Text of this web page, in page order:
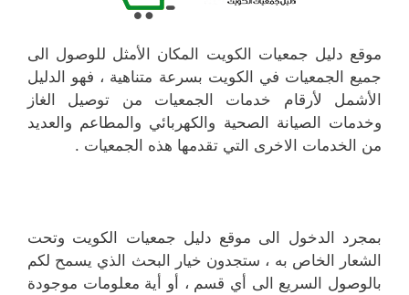
موقع دليل جمعيات الكويت المكان الأمثل للوصول الى
جميع الجمعيات في الكويت بسرعة متناهية ، فهو الدليل
الأشمل لأرقام خدمات الجمعيات من توصيل الغاز
وخدمات الصيانة الصحية والكهربائي والمطاعم والعديد
من الخدمات الاخرى التي تقدمها هذه الجمعيات .
بمجرد الدخول الى موقع دليل جمعيات الكويت وتحت
الشعار الخاص به ، ستجدون خيار البحث الذي يسمح لكم
بالوصول السريع الى أي قسم ، أو أية معلومات موجودة